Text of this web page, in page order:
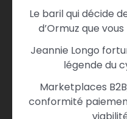
Le baril qui décide
d’Ormuz que
Jeannie Longo
légende du
Marketplaces
conformité